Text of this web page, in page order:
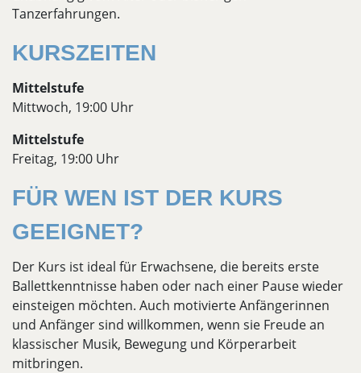
Tanzerfahrungen.
KURSZEITEN
Mittelstufe
Mittwoch, 19:00 Uhr
Mittelstufe
Freitag, 19:00 Uhr
FÜR WEN IST DER KURS
GEEIGNET?
Der Kurs ist ideal für Erwachsene, die bereits erste
Ballettkenntnisse haben oder nach einer Pause wieder
einsteigen möchten. Auch motivierte Anfängerinnen
und Anfänger sind willkommen, wenn sie Freude an
klassischer Musik, Bewegung und Körperarbeit
mitbringen.